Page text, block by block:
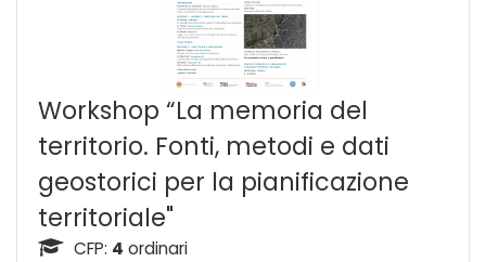
Workshop “La memoria del
territorio. Fonti, metodi e dati
geostorici per la pianificazione
territoriale"
CFP: 4 ordinari